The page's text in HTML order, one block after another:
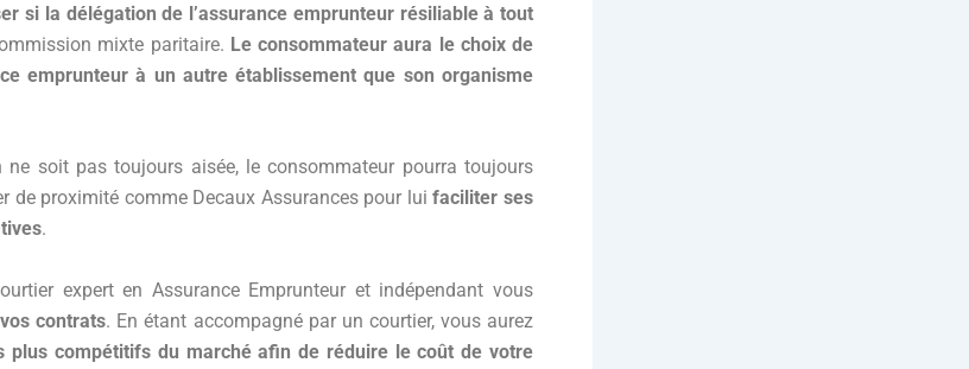
si la délégation de l’assurance emprunteur résiliable à tout
mixte paritaire. Le consommateur aura le choix de
emprunteur à un autre établissement que son organisme
ne soit pas toujours aisée, le consommateur pourra toujours
de proximité comme Decaux Assurances pour luifaciliter ses
.
expert en Assurance Emprunteur et indépendant vous
contrats. En étant accompagné par un courtier, vous aurez
plus compétitifs du marché afin de réduire le coût de votre